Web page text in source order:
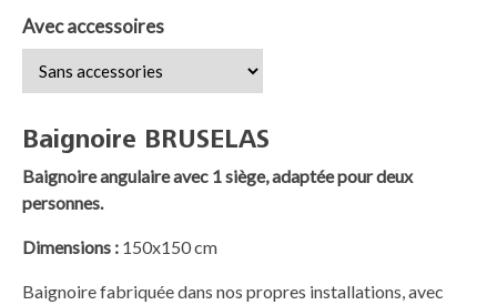
Avec accessoires
Baignoire BRUSELAS
Baignoire angulaire avec 1 siège, adaptée pour deux
personnes.
Dimensions : 150x150 cm
Baignoire fabriquée dans nos propres installations, avec